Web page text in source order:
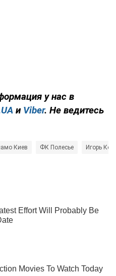
у нас в
и Viber. Не ведитесь
Киев ФК Полесье Игорь